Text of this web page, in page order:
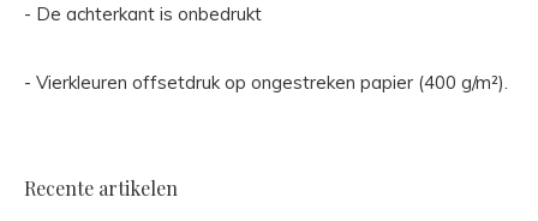
- De achterkant is onbedrukt
- Vierkleuren offsetdruk op ongestreken papier (400 g/m²).
Recente artikelen